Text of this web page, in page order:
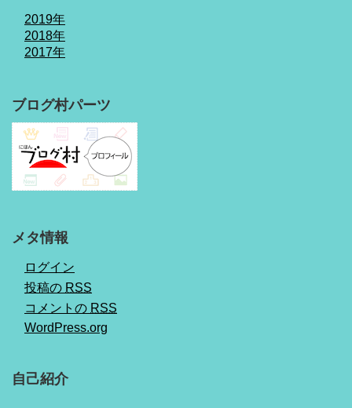
2019年
2018年
2017年
ブログ村パーツ
メタ情報
ログイン
投稿の RSS
コメントの RSS
WordPress.org
自己紹介